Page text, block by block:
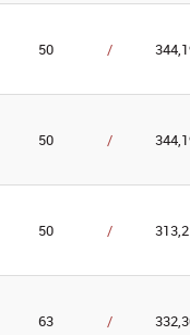
50 /
50 /
50 /
63 /